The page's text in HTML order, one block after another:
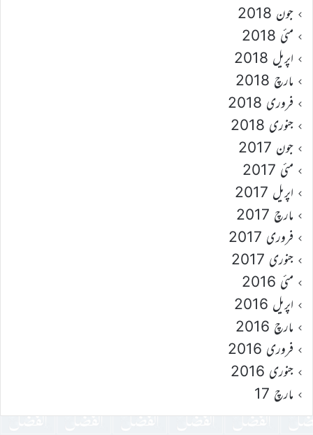
جون 2018
مئی 2018
اپریل 2018
مارچ 2018
فروری 2018
جنوری 2018
جون 2017
مئی 2017
اپریل 2017
مارچ 2017
فروری 2017
جنوری 2017
مئی 2016
اپریل 2016
مارچ 2016
فروری 2016
جنوری 2016
مارچ 17